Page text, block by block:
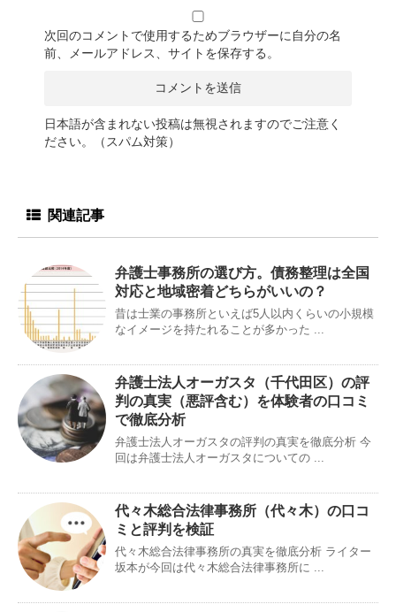
次回のコメントで使用するためブラウザーに自分の名
前、メールアドレス、サイトを保存する。
日本語が含まれない投稿は無視されますのでご注意く
ださい。（スパム対策）
関連記事
弁護士事務所の選び方。債務整理は全国
対応と地域密着どちらがいいの？
昔は士業の事務所といえば5人以内くらいの小規模
なイメージを持たれることが多かった ...
弁護士法人オーガスタ（千代田区）の評
判の真実（悪評含む）を体験者の口コミ
で徹底分析
弁護士法人オーガスタの評判の真実を徹底分析 今
回は弁護士法人オーガスタについての ...
代々木総合法律事務所（代々木）の口コ
ミと評判を検証
代々木総合法律事務所の真実を徹底分析 ライター
坂本が今回は代々木総合法律事務所に ...